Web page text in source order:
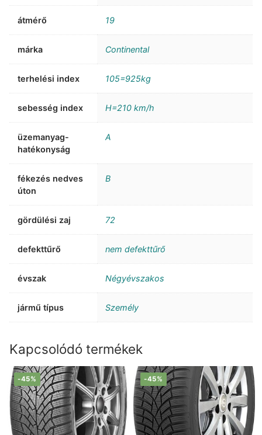
átmérő 19
márka Continental
terhelési index 105=925kg
sebesség index H=210 km/h
üzemanyag-
hatékonyság
A
fékezés nedves
úton
B
gördülési zaj 72
defekttűrő nem defekttűrő
évszak Négyévszakos
jármű típus Személy
Kapcsolódó termékek
-45% -45%